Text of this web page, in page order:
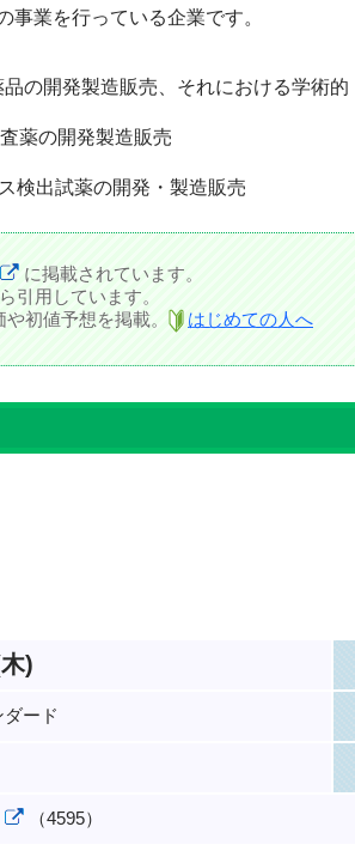
事業を行っている企業です。
の開発製造販売、それにおける学術
薬の開発製造販売
検出試薬の開発・製造販売
に掲載されています。
引用しています。
初値予想を掲載。
はじめての人へ
)
ード
（4595）